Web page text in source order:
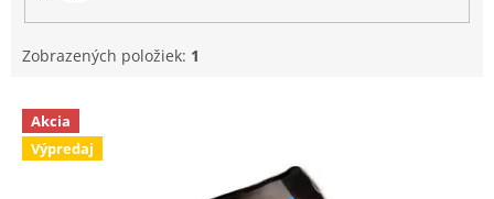
Zobrazených položiek: 1
V
p
Akcia
Výpredaj